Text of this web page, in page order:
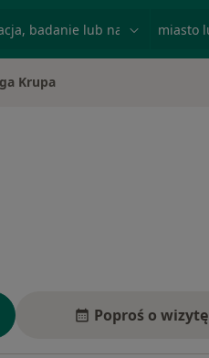
Krupa
Poproś o wizytę